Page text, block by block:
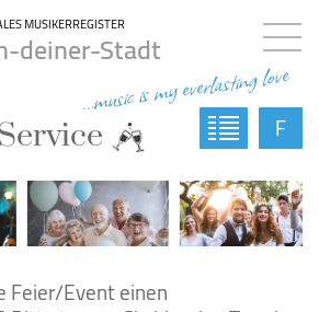
MUSIKERREGISTER
deiner-Stadt
...music is my everlasting love
F
Feier/Event einen